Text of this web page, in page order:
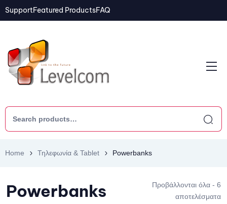
SupportFeatured ProductsFAQ
Home Τηλεφωνία & Tablet Powerbanks
Powerbanks
Προβάλλονται όλα - 6
αποτελέσματα